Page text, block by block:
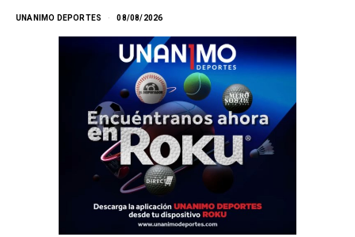
UNANIMO DEPORTES 08/08/2026